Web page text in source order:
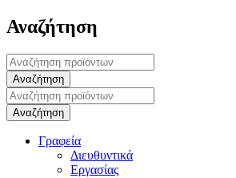
Αναζήτηση
Γραφεία
Διευθυντικά
Εργασίας